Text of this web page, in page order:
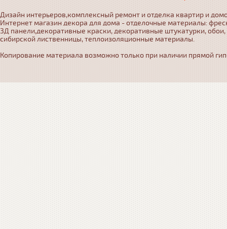
Дизайн интерьеров,комплексный ремонт и отделка квартир и
Интернет магазин декора для дома - отделочные материалы:
3Д панели,декоративные краски, декоративные штукатурки,
сибирской лиственницы, теплоизоляционные материалы.
Копирование материала возможно только при наличии прямой